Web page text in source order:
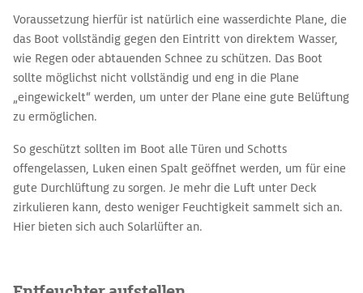
Voraussetzung hierfür ist natürlich eine wasserdichte Plane, die
das Boot vollständig gegen den Eintritt von direktem Wasser,
wie Regen oder abtauenden Schnee zu schützen. Das Boot
sollte möglichst nicht vollständig und eng in die Plane
„eingewickelt“ werden, um unter der Plane eine gute Belüftung
zu ermöglichen.
So geschützt sollten im Boot alle Türen und Schotts
offengelassen, Luken einen Spalt geöffnet werden, um für eine
gute Durchlüftung zu sorgen. Je mehr die Luft unter Deck
zirkulieren kann, desto weniger Feuchtigkeit sammelt sich an.
Hier bieten sich auch Solarlüfter an.